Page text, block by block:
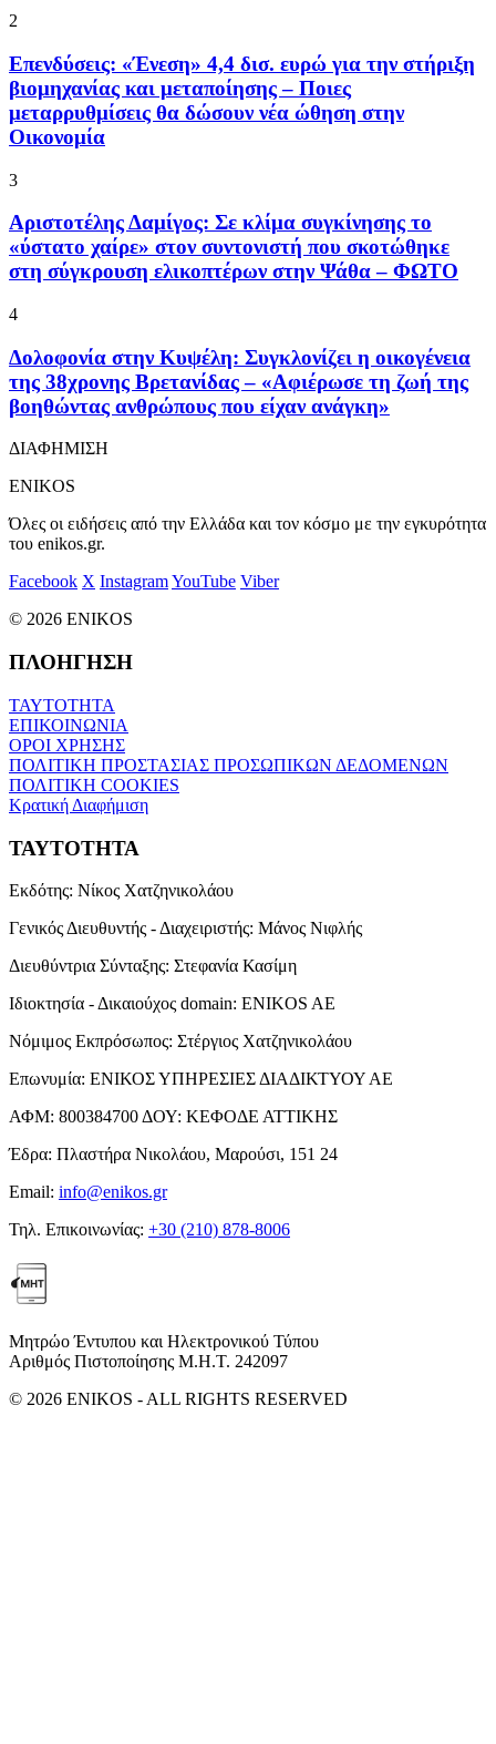
2
Επενδύσεις: «Ένεση» 4,4 δισ. ευρώ για την στήριξη
βιομηχανίας και μεταποίησης – Ποιες
μεταρρυθμίσεις θα δώσουν νέα ώθηση στην
Οικονομία
3
Αριστοτέλης Δαμίγος: Σε κλίμα συγκίνησης το
«ύστατο χαίρε» στον συντονιστή που σκοτώθηκε
στη σύγκρουση ελικοπτέρων στην Ψάθα – ΦΩΤΟ
4
Δολοφονία στην Κυψέλη: Συγκλονίζει η οικογένεια
της 38χρονης Βρετανίδας – «Αφιέρωσε τη ζωή της
βοηθώντας ανθρώπους που είχαν ανάγκη»
ΔΙΑΦΗΜΙΣΗ
ENIKOS
Όλες οι ειδήσεις από την Ελλάδα και τον κόσμο με την εγκυρότητα
του enikos.gr.
Facebook X InstagramYouTube Viber
© 2026 ENIKOS
ΠΛΟΗΓΗΣΗ
ΤΑΥΤΟΤΗΤΑ
ΕΠΙΚΟΙΝΩΝΙΑ
ΟΡΟΙ ΧΡΗΣΗΣ
ΠΟΛΙΤΙΚΗ ΠΡΟΣΤΑΣΙΑΣ ΠΡΟΣΩΠΙΚΩΝ ΔΕΔΟΜΕΝΩΝ
ΠΟΛΙΤΙΚΗ COOKIES
Κρατική Διαφήμιση
ΤΑΥΤΟΤΗΤΑ
Εκδότης: Νίκος Χατζηνικολάου
Γενικός Διευθυντής - Διαχειριστής: Μάνος Νιφλής
Διευθύντρια Σύνταξης: Στεφανία Κασίμη
Ιδιοκτησία - Δικαιούχος domain: ENIKOS AE
Νόμιμος Εκπρόσωπος: Στέργιος Χατζηνικολάου
Επωνυμία: ΕΝΙΚΟΣ ΥΠΗΡΕΣΙΕΣ ΔΙΑΔΙΚΤΥΟΥ ΑΕ
ΑΦΜ: 800384700 ΔΟΥ: ΚΕΦΟΔΕ ΑΤΤΙΚΗΣ
Έδρα: Πλαστήρα Νικολάου, Μαρούσι, 151 24
Email: info@enikos.gr
Τηλ. Επικοινωνίας: +30 (210) 878-8006
Μητρώο Έντυπου και Ηλεκτρονικού Τύπου
Αριθμός Πιστοποίησης Μ.Η.Τ. 242097
© 2026 ENIKOS - ALL RIGHTS RESERVED